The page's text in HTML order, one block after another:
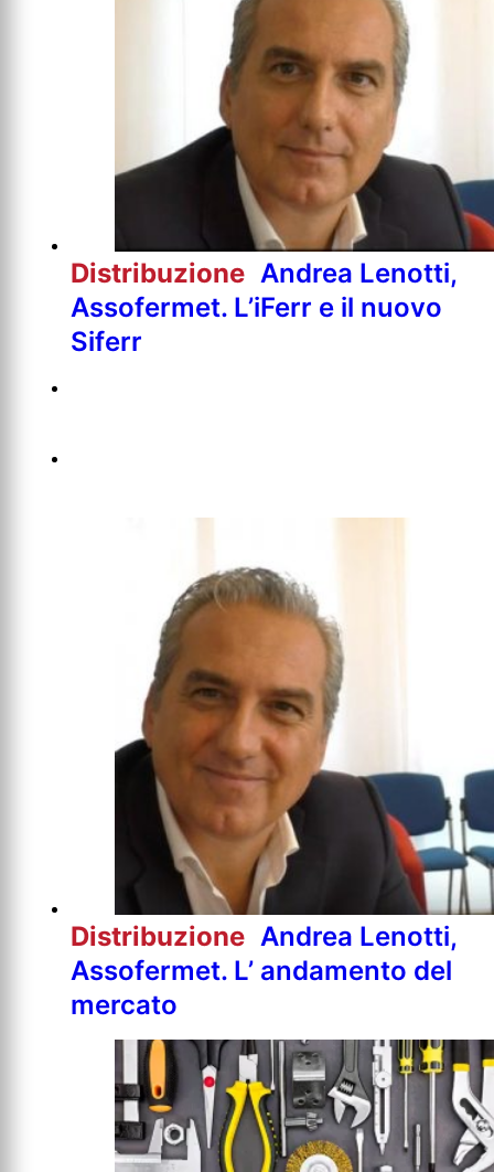
Distribuzione Andrea Lenotti,
Assofermet. L’iFerr e il nuovo
Siferr
Distribuzione Andrea Lenotti,
Assofermet. L’ andamento del
mercato